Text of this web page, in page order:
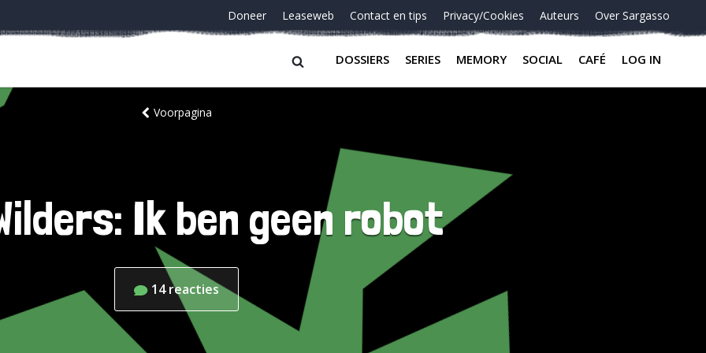
Doneer Leaseweb Contact en tips Privacy/Cookies Auteurs Over Sargasso
DOSSIERS SERIES MEMORY SOCIAL CAFÉ LOG IN
Voorpagina
Ik ben geen robot
14 reacties